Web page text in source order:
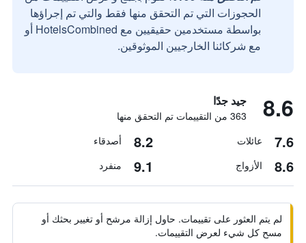
الحجوزات التي تم التحقق منها فقط والتي تم إجراؤها
بواسطة مستخدمين حقيقيين مع HotelsCombined أو
مع شركائنا الخارجيين الموثوقين.
8.6 جيد جدًا
363 من التقييمات تم التحقق منها
7.6 عائلات 8.2 أصدقاء
8.6 الأزواج 9.1 منفرد
لم يتم العثور على تقييمات. حاول إزالة مرشح أو تغيير بحثك أو
مسح كل شيء لعرض التقييمات.